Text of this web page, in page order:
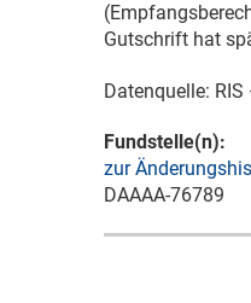
Gutschrift hat
Datenquelle:
Fundstelle(n):
zur
DAAAA-76789